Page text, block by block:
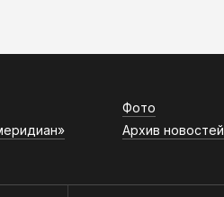
Фото
Архив новостей